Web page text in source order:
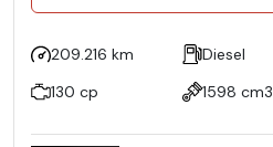
209.216 km Diesel
130 cp
1598 cm3